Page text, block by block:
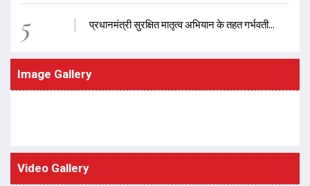
5 प्रधानमंत्री सुरक्षित मातृत्व अभियान के तहत गर्भवती...
Image Gallery
Video Gallery